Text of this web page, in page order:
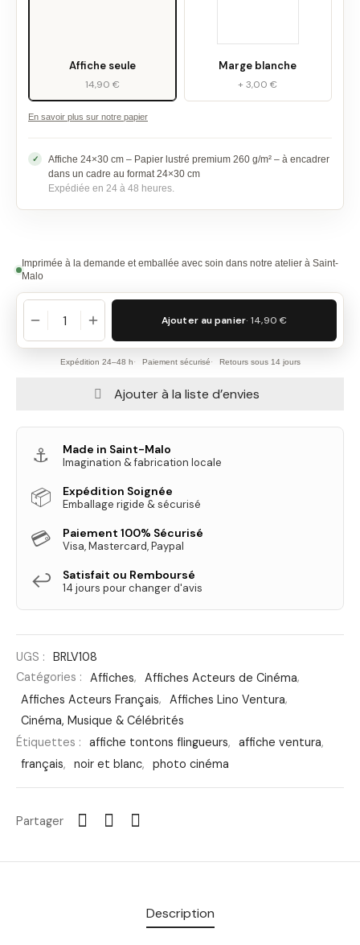
Affiche seule
14,90 €
Marge blanche
+ 3,00 €
En savoir plus sur notre papier
Affiche 24×30 cm – Papier lustré premium 260 g/m² – à encadrer
dans un cadre au format 24×30 cm
Expédiée en 24 à 48 heures.
Imprimée à la demande et emballée avec soin dans notre atelier à Saint-
Malo
Ajouter au panier· 14,90 €
Expédition 24–48 h Paiement sécurisé Retours sous 14 jours
Ajouter à la liste d’envies
⚓ Made in Saint-Malo
Imagination & fabrication locale
📦 Expédition Soignée
Emballage rigide & sécurisé
💳 Paiement 100% Sécurisé
Visa, Mastercard, Paypal
↩️ Satisfait ou Remboursé
14 jours pour changer d'avis
UGS :
BRLV108
Catégories :
Affiches, Affiches Acteurs de Cinéma,
Affiches Acteurs Français, Affiches Lino Ventura,
Cinéma, Musique & Célébrités
Étiquettes :
affiche tontons flingueurs, affiche ventura,
français, noir et blanc, photo cinéma
Partager
Description